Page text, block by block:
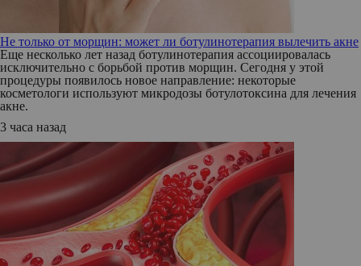
Не только от морщин: может ли ботулинотерапия вылечить акне
Еще несколько лет назад ботулинотерапия ассоциировалась
исключительно с борьбой против морщин. Сегодня у этой
процедуры появилось новое направление: некоторые
косметологи используют микродозы ботулотоксина для лечения
акне.
3 часа назад